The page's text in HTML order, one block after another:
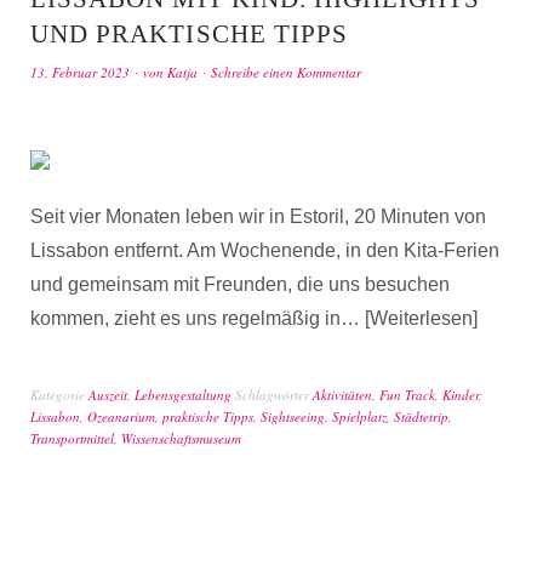
UND PRAKTISCHE TIPPS
13. Februar 2023 von Katja Schreibe einen Kommentar
Seit vier Monaten leben wir in Estoril, 20 Minuten von
Lissabon entfernt. Am Wochenende, in den Kita-Ferien
und gemeinsam mit Freunden, die uns besuchen
kommen, zieht es uns regelmäßig in… Weiterlesen
KategorieAuszeit, Lebensgestaltung SchlagwörterAktivitäten, Fun Track, Kinder,
Lissabon, Ozeanarium, praktische Tipps, Sightseeing, Spielplatz, Städtetrip,
Transportmittel, Wissenschaftsmuseum